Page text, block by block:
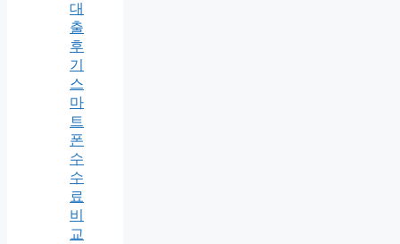
대
출
후
기
스
마
트
폰
수
수
료
비
교